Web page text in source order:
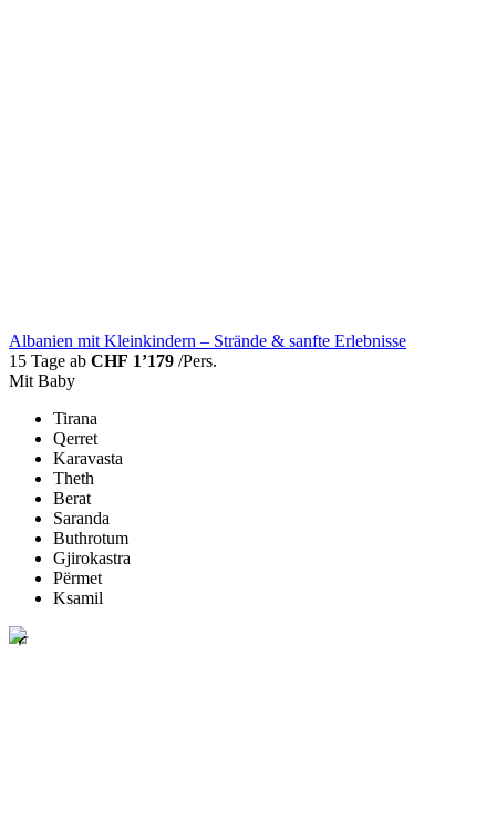
Albanien mit Kleinkindern – Strände & sanfte Erlebnisse
15 Tage ab CHF 1’179 /Pers.
Mit Baby
Tirana
Qerret
Karavasta
Theth
Berat
Saranda
Buthrotum
Gjirokastra
Përmet
Ksamil